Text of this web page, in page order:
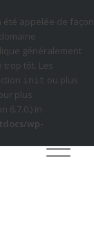
été appelée de façon
généralement
trop tôt. Les
init ou plus
plus
6.7.0.) in
wp-